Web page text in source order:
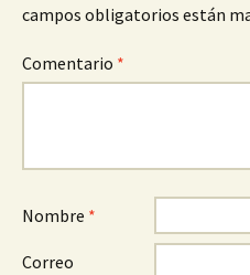
campos obligatorios están
Comentario *
Nombre *
Correo